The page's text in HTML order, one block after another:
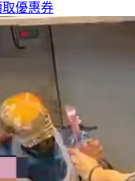
優惠券